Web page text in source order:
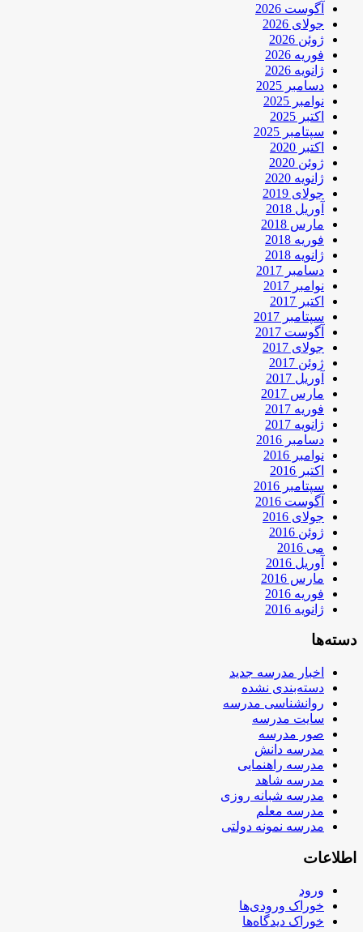
آگوست 2026
جولای 2026
ژوئن 2026
فوریه 2026
ژانویه 2026
دسامبر 2025
نوامبر 2025
اکتبر 2025
سپتامبر 2025
اکتبر 2020
ژوئن 2020
ژانویه 2020
جولای 2019
آوریل 2018
مارس 2018
فوریه 2018
ژانویه 2018
دسامبر 2017
نوامبر 2017
اکتبر 2017
سپتامبر 2017
آگوست 2017
جولای 2017
ژوئن 2017
آوریل 2017
مارس 2017
فوریه 2017
ژانویه 2017
دسامبر 2016
نوامبر 2016
اکتبر 2016
سپتامبر 2016
آگوست 2016
جولای 2016
ژوئن 2016
می 2016
آوریل 2016
مارس 2016
فوریه 2016
ژانویه 2016
دسته‌ها
اخبار مدرسه جدید
دسته‌بندی نشده
روانشناسی مدرسه
سایت مدرسه
صور مدرسه
مدرسه دانش
مدرسه راهنمایی
مدرسه شاهد
مدرسه شبانه روزی
مدرسه معلم
مدرسه نمونه دولتی
اطلاعات
ورود
خوراک ورودی‌ها
خوراک دیدگاه‌ها